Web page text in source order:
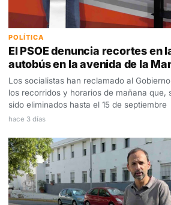
POLÍTICA
El PSOE denuncia recortes en
autobús en la avenida de la
Los socialistas han reclamado al
los recorridos y horarios de mañana que,
sido eliminados hasta el 15 de septiembre
hace 3 días